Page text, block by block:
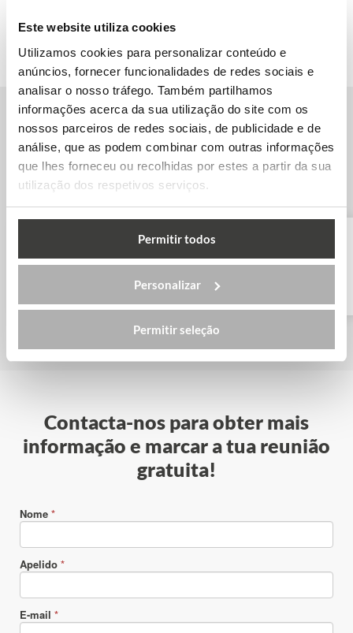
Este website utiliza cookies
Utilizamos cookies para personalizar conteúdo e
anúncios, fornecer funcionalidades de redes sociais e
analisar o nosso tráfego. Também partilhamos
informações acerca da sua utilização do site com os
nossos parceiros de redes sociais, de publicidade e de
análise, que as podem combinar com outras informações
que lhes forneceu ou recolhidas por estes a partir da sua
utilização dos respetivos serviços.
Permitir todos
Personalizar
Permitir seleção
Outras escolas de inglês em
Manchester
BSC – Manchester
Contacta-nos para obter mais
informação e marcar a tua reunião
gratuita!